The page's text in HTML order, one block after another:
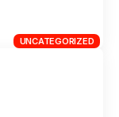
UNCATEGORIZED